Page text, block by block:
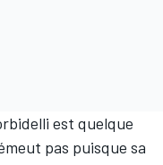
est quelque
pas puisque sa